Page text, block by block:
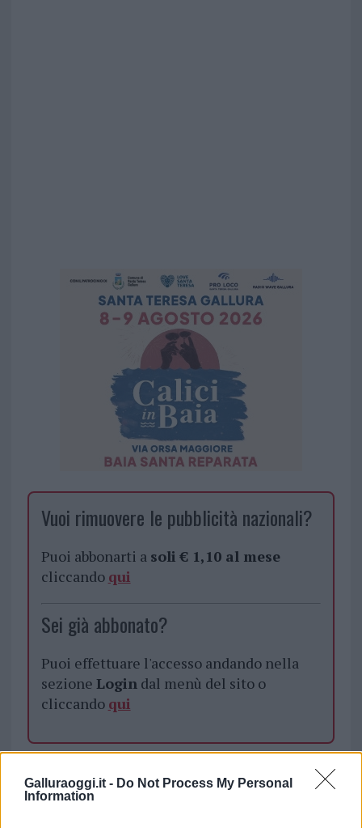
Galluraoggi.it - Do Not Process My Personal
Information
Vuoi rimuovere le pubblicità nazionali?
Puoi abbonarti a soli € 1,10 al mese
cliccando qui
Sei già abbonato?
Puoi effettuare l'accesso andando nella
sezione Logindal menù del sito o
cliccando qui
Marijuana Nuoro